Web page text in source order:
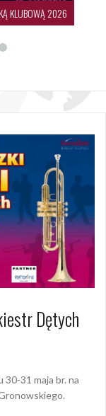
KLUBOWĄ 2026
Dętych
31 maja br. na